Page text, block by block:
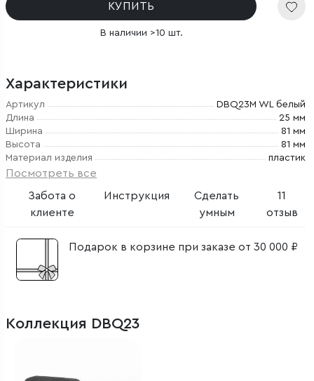
КУПИТЬ
В наличии >10 шт.
Характеристики
Артикул
DBQ23M WL белый
Длина
25 мм
Ширина
81 мм
Высота
81 мм
Материал изделия
пластик
Посмотреть все
Забота о
клиенте
Инструкция
Сделать
умным
11
отзыв
Подарок в корзине при заказе от 30 000 ₽
Коллекция DBQ23